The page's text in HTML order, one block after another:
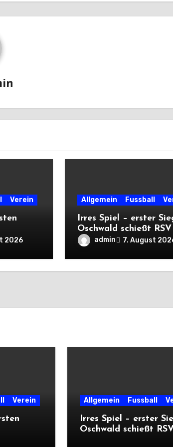
Verein
der
2026
Allgemein Fussball
Irres Spiel – erster
Oschwald schießt
mit Viererpack zu
Premiere
admin 7. August
Verein Allgemein Fussball
Irres Spiel – erster
Oschwald schießt